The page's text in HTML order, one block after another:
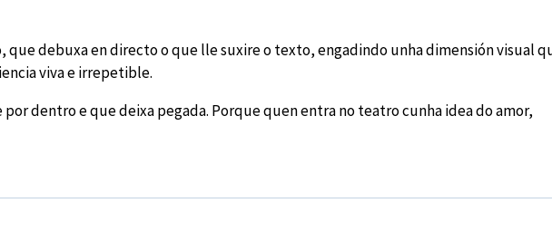
que debuxa en directo o que lle suxire o texto, engadindo unha dimensión visual
viva e irrepetible.
dentro e que deixa pegada. Porque quen entra no teatro cunha idea do amor,